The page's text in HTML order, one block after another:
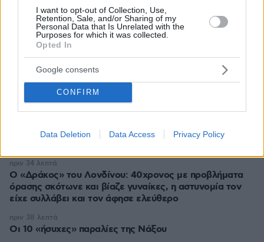
I want to opt-out of Collection, Use,
Retention, Sale, and/or Sharing of my
Personal Data that Is Unrelated with the
Purposes for which it was collected.
Opted In
Google consents
CONFIRM
Data Deletion Data Access Privacy Policy
«Βγήκα χάλια!»: Γιατί δεν μας αρέσουμε στις
φωτογραφίες, ενώ οι άλλοι μάς βλέπουν όμορφους
πριν 17 λεπτά
Νέα Αγχίαλος: 66χρονος σάτυρος αυνανιζόταν
πρακολουθώντας την 13χρονη γειτόνισσα του
πριν 17 λεπτά
Μπορούμε να καταψύξουμε τα σύκα;
πριν 26 λεπτά
Η φωτογραφία της 61χρονης Ελίζαμπεθ Χάρλεϊ με
Ο «Δράκος» του Λονδίνου: 40χρονος με προβλήματα
όρασης σκότωνε και βίαζε γυναίκες, η αστυνομία τον
είχε συλλάβει και τον άφησε ελεύθερο
πριν 34 λεπτά
Οι 10 «ήσυχες» παραλίες της Νάξου
πριν 38 λεπτά